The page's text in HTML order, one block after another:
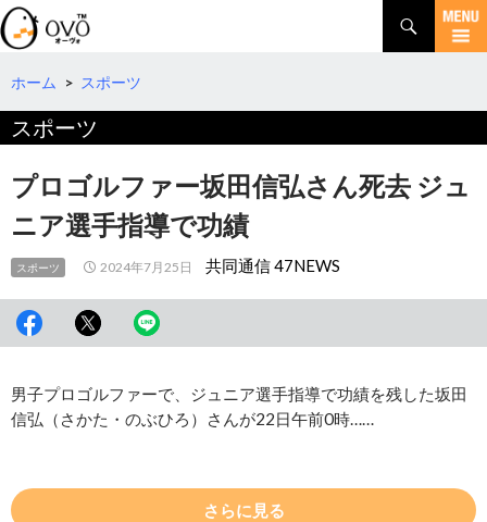
検
索
コ
テ
へ
移
ホーム > スポーツ
スポーツ
プロゴルファー坂田信弘さん死去 ジュ
ニア選手指導で功績
スポーツ 2024年7月25日 共同通信 47NEWS
男子プロゴルファーで、ジュニア選手指導で功績を残した坂田
信弘（さかた・のぶひろ）さんが22日午前0時……
さらに見る